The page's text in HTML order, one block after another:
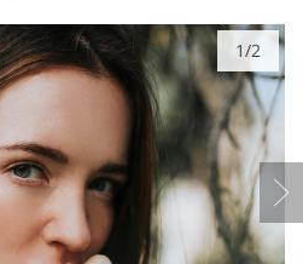
1/2